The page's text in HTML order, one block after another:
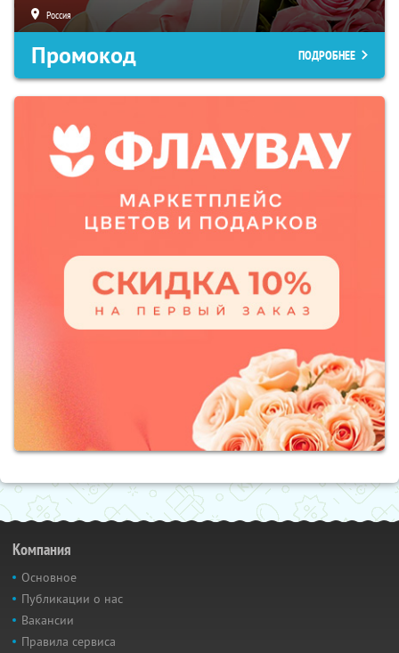
Россия
Промокод ПОДРОБНЕЕ
Компания
Основное
Публикации о нас
Вакансии
Правила сервиса